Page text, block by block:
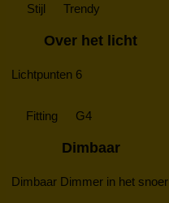
Stijl Trendy
Over het licht
Lichtpunten 6
Fitting G4
Dimbaar
Dimbaar Dimmer in het snoer